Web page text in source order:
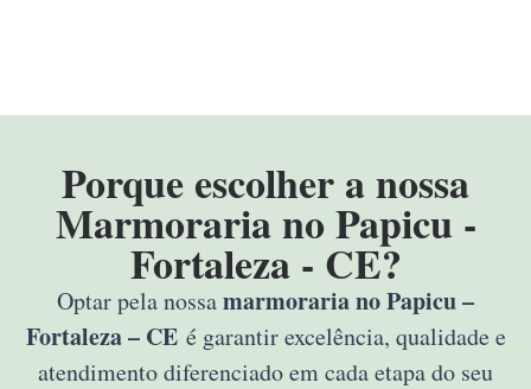
Porque escolher a nossa
Marmoraria no Papicu -
Fortaleza - CE?
Optar pela nossamarmoraria no Papicu –
Fortaleza – CEé garantir excelência, qualidade e
atendimento diferenciado em cada etapa do seu